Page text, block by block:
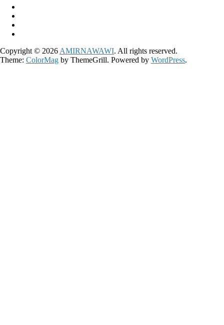
Copyright © 2026 AMIRNAWAWI. All rights reserved.
Theme: ColorMag by ThemeGrill. Powered by WordPress.